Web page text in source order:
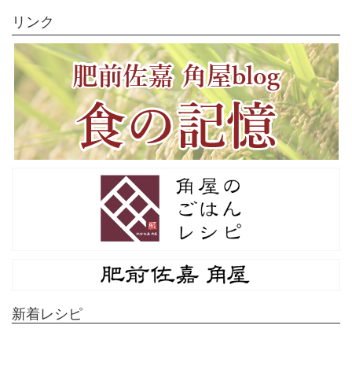
リンク
新着レシピ